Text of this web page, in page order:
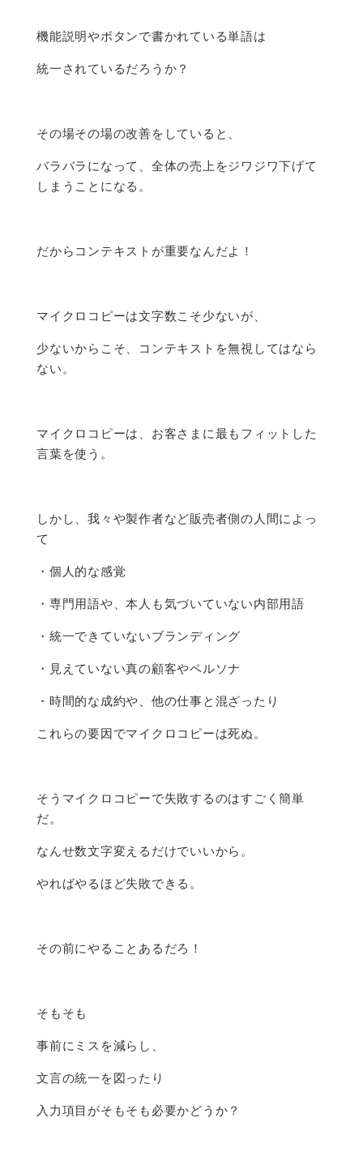
機能説明やボタンで書かれている単語は
統一されているだろうか？
その場その場の改善をしていると、
バラバラになって、全体の売上をジワジワ下げて
しまうことになる。
だからコンテキストが重要なんだよ！
マイクロコピーは文字数こそ少ないが、
少ないからこそ、コンテキストを無視してはなら
ない。
マイクロコピーは、お客さまに最もフィットした
言葉を使う。
しかし、我々や製作者など販売者側の人間によっ
て
・個人的な感覚
・専門用語や、本人も気づいていない内部用語
・統一できていないブランディング
・見えていない真の顧客やペルソナ
・時間的な成約や、他の仕事と混ざったり
これらの要因でマイクロコピーは死ぬ。
そうマイクロコピーで失敗するのはすごく簡単
だ。
なんせ数文字変えるだけでいいから。
やればやるほど失敗できる。
その前にやることあるだろ！
そもそも
事前にミスを減らし、
文言の統一を図ったり
入力項目がそもそも必要かどうか？